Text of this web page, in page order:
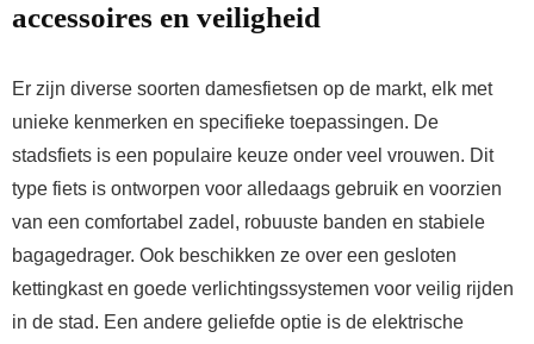
accessoires en veiligheid
Er zijn diverse soorten damesfietsen op de markt, elk met
unieke kenmerken en specifieke toepassingen. De
stadsfiets is een populaire keuze onder veel vrouwen. Dit
type fiets is ontworpen voor alledaags gebruik en voorzien
van een comfortabel zadel, robuuste banden en stabiele
bagagedrager. Ook beschikken ze over een gesloten
kettingkast en goede verlichtingssystemen voor veilig rijden
in de stad. Een andere geliefde optie is de elektrische